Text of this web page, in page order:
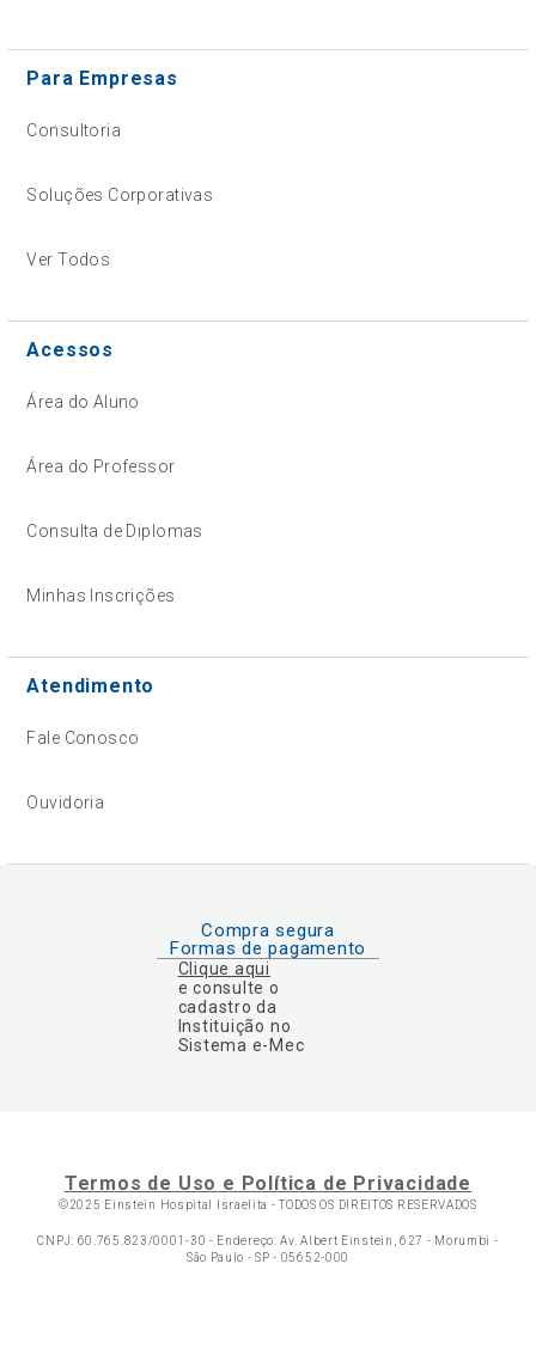
Para Empresas
Consultoria
Soluções Corporativas
Ver Todos
Acessos
Área do Aluno
Área do Professor
Consulta de Diplomas
Minhas Inscrições
Atendimento
Fale Conosco
Ouvidoria
Compra segura
Formas de pagamento
Clique aqui
e consulte o
cadastro da
Instituição no
Sistema e-Mec
Termos de Uso e Política de Privacidade
©2025 Einstein Hospital Israelita -TODOS OS DIREITOS RESERVADOS
CNPJ: 60.765.823/0001-30 - Endereço: Av. Albert Einstein, 627 - Morumbi -
São Paulo - SP - 05652-000